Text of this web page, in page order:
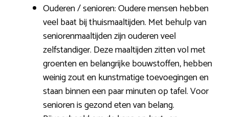
Ouderen / senioren: Oudere mensen hebben
veel baat bij thuismaaltijden. Met behulp van
seniorenmaaltijden zijn ouderen veel
zelfstandiger. Deze maaltijden zitten vol met
groenten en belangrijke bouwstoffen, hebben
weinig zout en kunstmatige toevoegingen en
staan binnen een paar minuten op tafel. Voor
senioren is gezond eten van belang.